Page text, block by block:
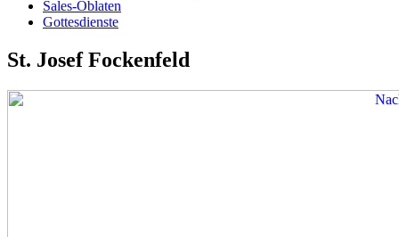
Sales-Oblaten
Gottesdienste
St. Josef Fockenfeld